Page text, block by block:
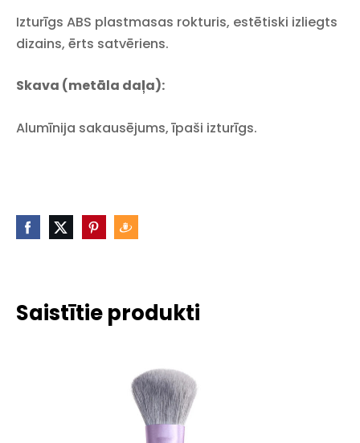
Izturīgs ABS plastmasas rokturis, estētiski izliegts
dizains, ērts satvēriens.
Skava (metāla daļa):
Alumīnija sakausējums, īpaši izturīgs.
Saistītie produkti